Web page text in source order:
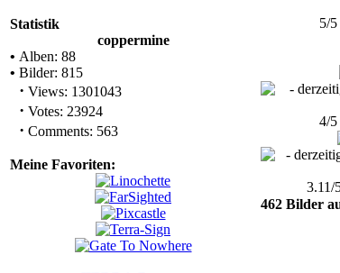
Statistik
coppermine
• Alben: 88
• Bilder: 815
· Views: 1301043
· Votes: 23924
· Comments: 563
Meine Favoriten:
5/
4/5
3.11/
462 Bilder